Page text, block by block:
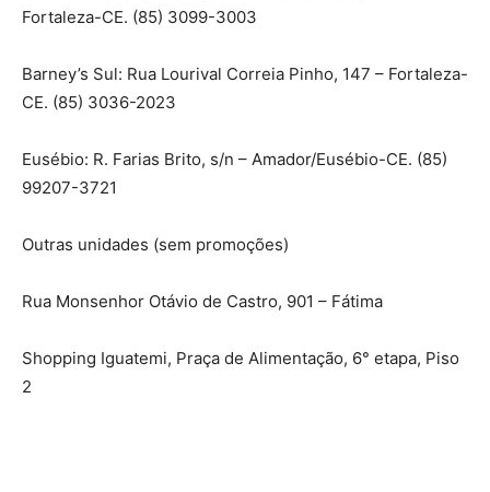
Fortaleza-CE. (85) 3099-3003
Barney’s Sul: Rua Lourival Correia Pinho, 147 – Fortaleza-
CE. (85) 3036-2023
Eusébio: R. Farias Brito, s/n – Amador/Eusébio-CE. (85)
99207-3721
Outras unidades (sem promoções)
Rua Monsenhor Otávio de Castro, 901 – Fátima
Shopping Iguatemi, Praça de Alimentação, 6° etapa, Piso
2